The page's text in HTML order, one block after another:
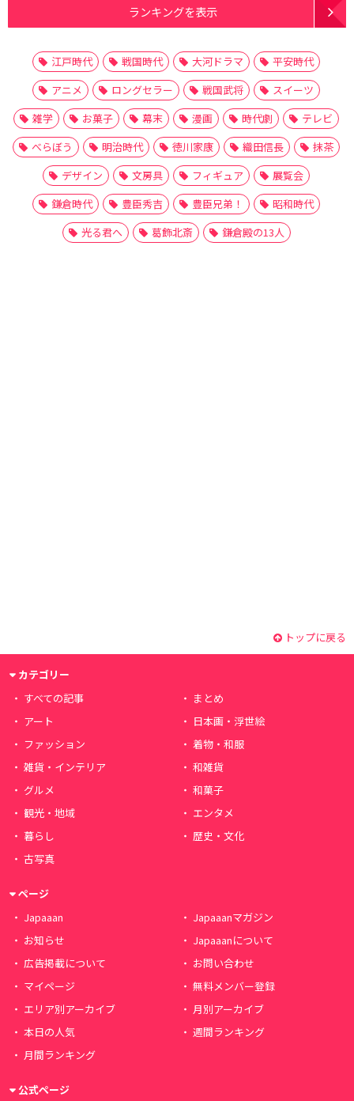
ランキングを表示
江戸時代 戦国時代 大河ドラマ
平安時代
アニメ
ロングセラー 戦国武将
スイーツ
雑学
お菓子 幕末 漫画 時代劇
テレビ
べらぼう
明治時代 徳川家康 織田信長
抹茶
デザイン
文房具 フィギュア
展覧会
鎌倉時代
豊臣秀吉 豊臣兄弟！
昭和時代
光る君へ
葛飾北斎 鎌倉殿の13人
トップに戻る
カテゴリー
すべての記事
まとめ
アート
日本画・浮世絵
ファッション
着物・和服
雑貨・インテリア
和雑貨
グルメ
和菓子
観光・地域
エンタメ
暮らし
歴史・文化
古写真
ページ
Japaaan
Japaaanマガジン
お知らせ
Japaaanについて
広告掲載について
お問い合わせ
マイページ
無料メンバー登録
エリア別アーカイブ
月別アーカイブ
本日の人気
週間ランキング
月間ランキング
公式ページ